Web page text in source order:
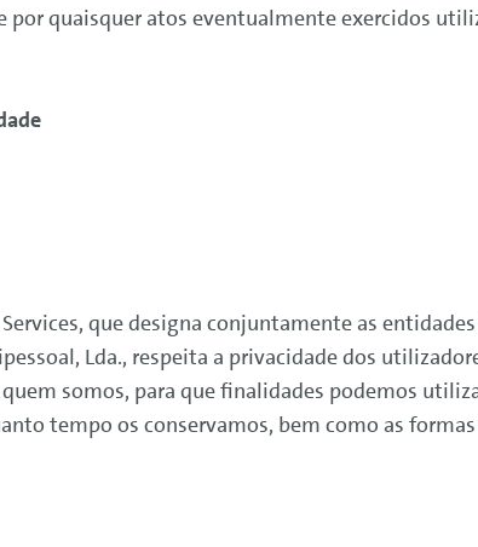
por quaisquer atos eventualmente exercidos
Services, que designa conjuntamente as entidades
Lda., respeita a privacidade dos
somos, para que finalidades podemos
tempo os conservamos, bem como as